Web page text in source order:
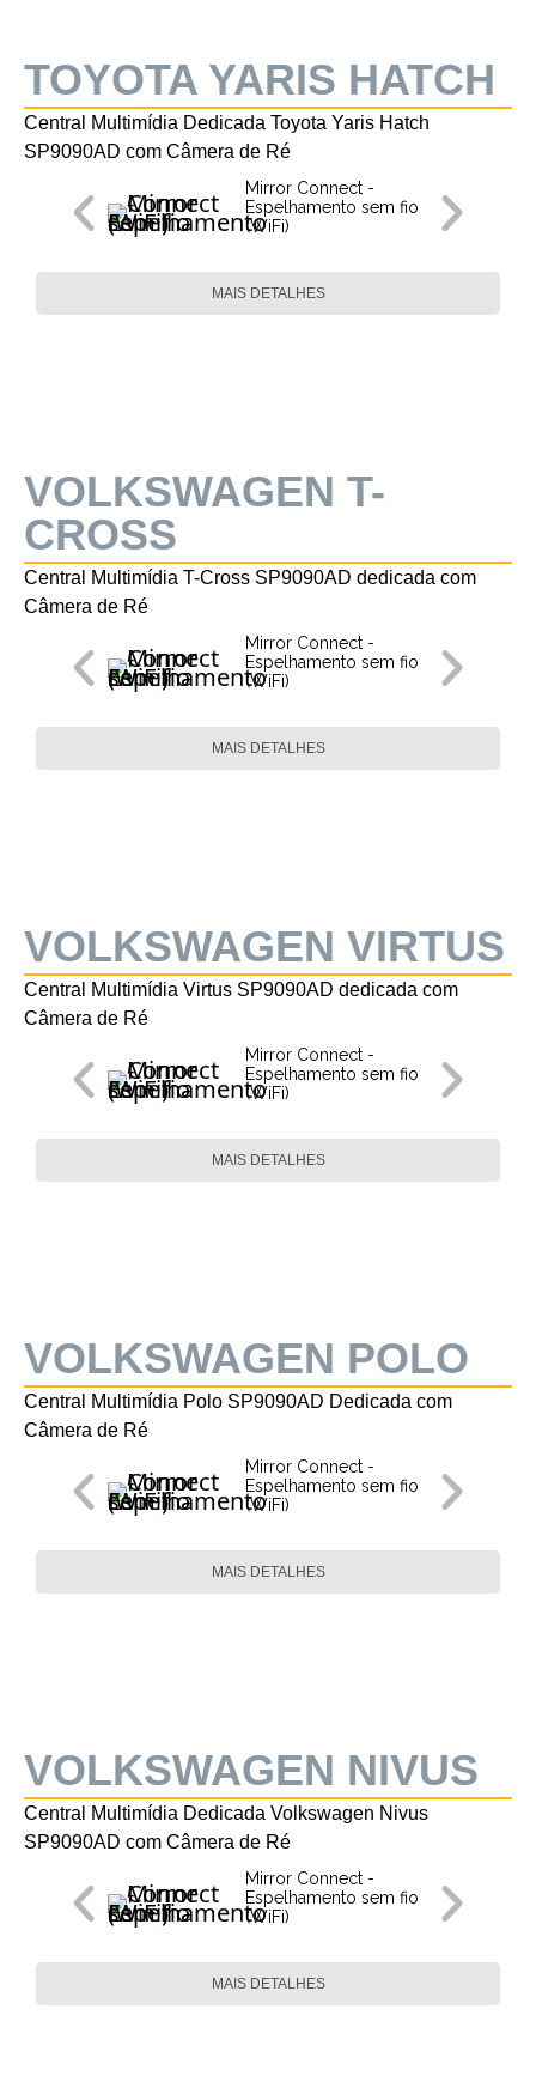
TOYOTA YARIS HATCH
Central Multimídia Dedicada Toyota Yaris Hatch
SP9090AD com Câmera de Ré
Mirror Connect -
Espelhamento sem fio
(WiFi)
MAIS DETALHES
VOLKSWAGEN T-
CROSS
Central Multimídia T-Cross SP9090AD dedicada com
Câmera de Ré
Mirror Connect -
Espelhamento sem fio
(WiFi)
MAIS DETALHES
VOLKSWAGEN VIRTUS
Central Multimídia Virtus SP9090AD dedicada com
Câmera de Ré
Mirror Connect -
Espelhamento sem fio
(WiFi)
MAIS DETALHES
VOLKSWAGEN POLO
Central Multimídia Polo SP9090AD Dedicada com
Câmera de Ré
Mirror Connect -
Espelhamento sem fio
(WiFi)
MAIS DETALHES
VOLKSWAGEN NIVUS
Central Multimídia Dedicada Volkswagen Nivus
SP9090AD com Câmera de Ré
Mirror Connect -
Espelhamento sem fio
(WiFi)
MAIS DETALHES